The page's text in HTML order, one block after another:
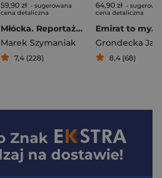
59,90 zł - sugerowana
cena detaliczna
Młócka. Reportaże o pracy przyszłości
Marek Szymaniak
7,4 (228)
64,90 zł -
cena detaliczna
Grondecka
8,4 (68)
Znak
na dostawie!